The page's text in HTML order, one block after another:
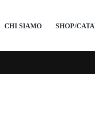
CHI SIAMO SHOP/